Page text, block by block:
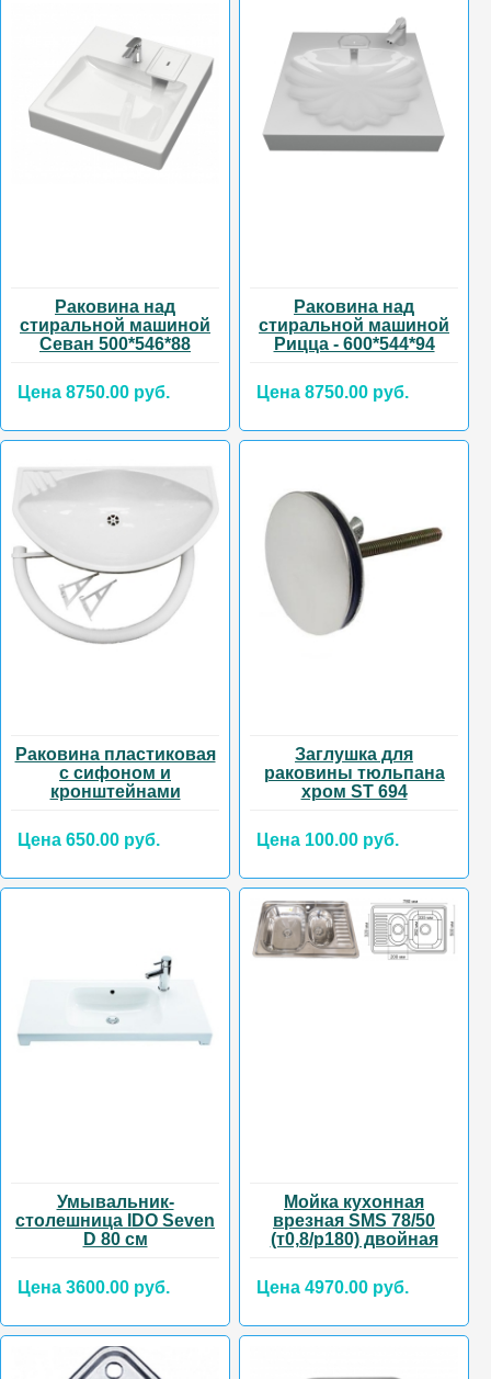
Раковина над
стиральной машиной
Севан 500*546*88
Цена 8750.00 руб.
Раковина над
стиральной машиной
Рицца - 600*544*94
Цена 8750.00 руб.
Раковина пластиковая
с сифоном и
кронштейнами
Цена 650.00 руб.
Заглушка для
раковины тюльпана
хром ST 694
Цена 100.00 руб.
Умывальник-
столешница IDO Seven
D 80 см
Цена 3600.00 руб.
Мойка кухонная
врезная SMS 78/50
(т0,8/р180) двойная
Цена 4970.00 руб.